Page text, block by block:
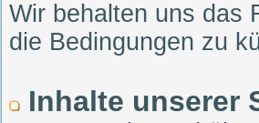
Wir behalten uns das
die Bedingungen zu
Inhalte unserer